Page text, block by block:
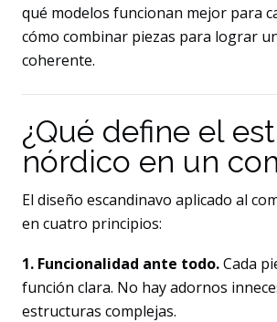
qué modelos funcionan mejor para
cómo combinar piezas para lograr
coherente.
¿Qué define el
nórdico en un
El diseño escandinavo aplicado al
en cuatro principios:
1. Funcionalidad ante todo.Cada
función clara. No hay adornos
estructuras complejas.